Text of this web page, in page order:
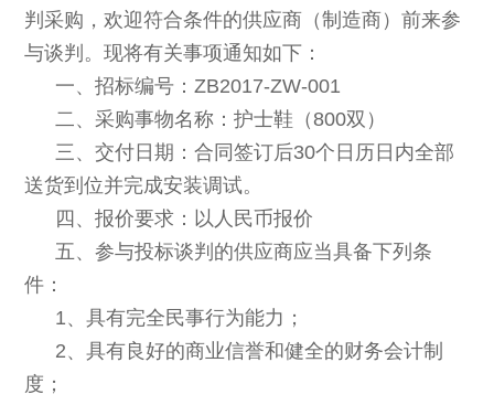
判采购，欢迎符合条件的供应商（制造商）前来参
与谈判。现将有关事项通知如下：
一、招标编号：ZB2017-ZW-001
二、采购事物名称：护士鞋（800双）
三、交付日期：合同签订后30个日历日内全部
送货到位并完成安装调试。
四、报价要求：以人民币报价
五、参与投标谈判的供应商应当具备下列条
件：
1、具有完全民事行为能力；
2、具有良好的商业信誉和健全的财务会计制
度；